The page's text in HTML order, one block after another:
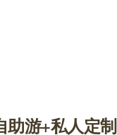
助游+私人定